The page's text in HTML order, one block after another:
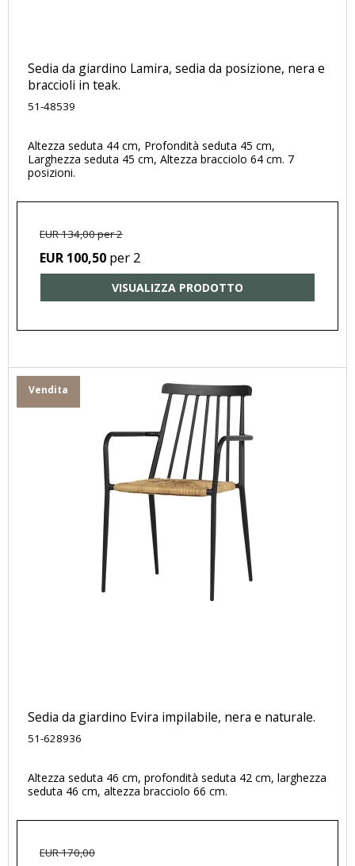
Sedia da giardino Lamira, sedia da posizione, nera e
braccioli in teak.
51-48539
Altezza seduta 44 cm, Profondità seduta 45 cm,
Larghezza seduta 45 cm, Altezza bracciolo 64 cm. 7
posizioni.
EUR 134,00 per 2
EUR 100,50 per 2
VISUALIZZA PRODOTTO
Vendita
Sedia da giardino Evira impilabile, nera e naturale.
51-628936
Altezza seduta 46 cm, profondità seduta 42 cm, larghezza
seduta 46 cm, altezza bracciolo 66 cm.
EUR 170,00